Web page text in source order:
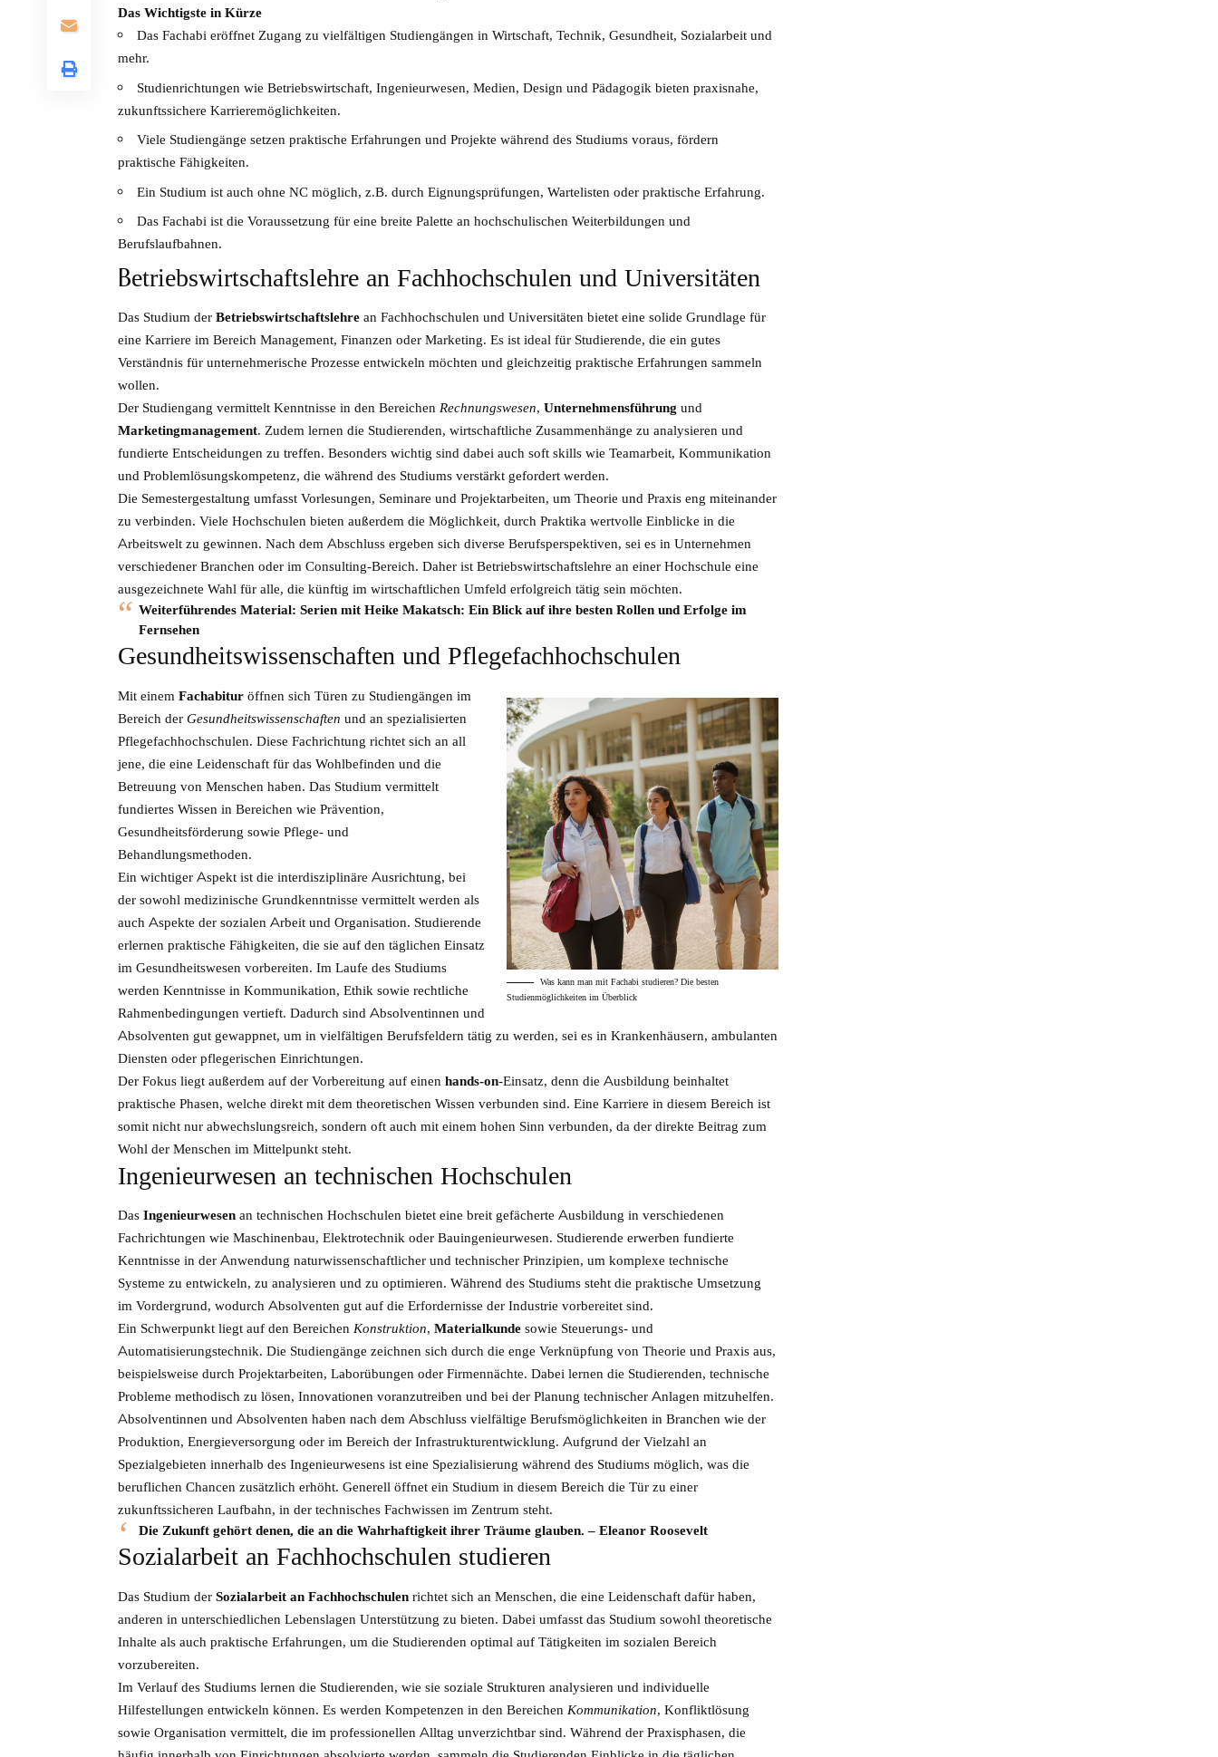
Das Wichtigste in Kürze
Das Fachabi eröffnet Zugang zu vielfältigen Studiengängen in Wirtschaft, Technik, Gesundheit, Sozialarbeit und
mehr.
Studienrichtungen wie Betriebswirtschaft, Ingenieurwesen, Medien, Design und Pädagogik bieten praxisnahe,
zukunftssichere Karrieremöglichkeiten.
Viele Studiengänge setzen praktische Erfahrungen und Projekte während des Studiums voraus, fördern
praktische Fähigkeiten.
Ein Studium ist auch ohne NC möglich, z.B. durch Eignungsprüfungen, Wartelisten oder praktische Erfahrung.
Das Fachabi ist die Voraussetzung für eine breite Palette an hochschulischen Weiterbildungen und
Berufslaufbahnen.
Betriebswirtschaftslehre an Fachhochschulen und Universitäten
Das Studium der Betriebswirtschaftslehre an Fachhochschulen und Universitäten bietet eine solide Grundlage für
eine Karriere im Bereich Management, Finanzen oder Marketing. Es ist ideal für Studierende, die ein gutes
Verständnis für unternehmerische Prozesse entwickeln möchten und gleichzeitig praktische Erfahrungen sammeln
wollen.
Der Studiengang vermittelt Kenntnisse in den Bereichen Rechnungswesen, Unternehmensführung und
Marketingmanagement. Zudem lernen die Studierenden, wirtschaftliche Zusammenhänge zu analysieren und
fundierte Entscheidungen zu treffen. Besonders wichtig sind dabei auch soft skills wie Teamarbeit, Kommunikation
und Problemlösungskompetenz, die während des Studiums verstärkt gefordert werden.
Die Semestergestaltung umfasst Vorlesungen, Seminare und Projektarbeiten, um Theorie und Praxis eng miteinander
zu verbinden. Viele Hochschulen bieten außerdem die Möglichkeit, durch Praktika wertvolle Einblicke in die
Arbeitswelt zu gewinnen. Nach dem Abschluss ergeben sich diverse Berufsperspektiven, sei es in Unternehmen
verschiedener Branchen oder im Consulting-Bereich. Daher ist Betriebswirtschaftslehre an einer Hochschule eine
ausgezeichnete Wahl für alle, die künftig im wirtschaftlichen Umfeld erfolgreich tätig sein möchten.
Weiterführendes Material: Serien mit Heike Makatsch: Ein Blick auf ihre besten Rollen und Erfolge im
Fernsehen
Gesundheitswissenschaften und Pflegefachhochschulen
Was kann man mit Fachabi studieren? Die besten
Studienmöglichkeiten im Überblick
Mit einem Fachabitur öffnen sich Türen zu Studiengängen im
Bereich der Gesundheitswissenschaften und an spezialisierten
Pflegefachhochschulen. Diese Fachrichtung richtet sich an all
jene, die eine Leidenschaft für das Wohlbefinden und die
Betreuung von Menschen haben. Das Studium vermittelt
fundiertes Wissen in Bereichen wie Prävention,
Gesundheitsförderung sowie Pflege- und
Behandlungsmethoden.
Ein wichtiger Aspekt ist die interdisziplinäre Ausrichtung, bei
der sowohl medizinische Grundkenntnisse vermittelt werden als
auch Aspekte der sozialen Arbeit und Organisation. Studierende
erlernen praktische Fähigkeiten, die sie auf den täglichen Einsatz
im Gesundheitswesen vorbereiten. Im Laufe des Studiums
werden Kenntnisse in Kommunikation, Ethik sowie rechtliche
Rahmenbedingungen vertieft. Dadurch sind Absolventinnen und
Absolventen gut gewappnet, um in vielfältigen Berufsfeldern tätig zu werden, sei es in Krankenhäusern, ambulanten
Diensten oder pflegerischen Einrichtungen.
Der Fokus liegt außerdem auf der Vorbereitung auf einen hands-on-Einsatz, denn die Ausbildung beinhaltet
praktische Phasen, welche direkt mit dem theoretischen Wissen verbunden sind. Eine Karriere in diesem Bereich ist
somit nicht nur abwechslungsreich, sondern oft auch mit einem hohen Sinn verbunden, da der direkte Beitrag zum
Wohl der Menschen im Mittelpunkt steht.
Ingenieurwesen an technischen Hochschulen
Das Ingenieurwesen an technischen Hochschulen bietet eine breit gefächerte Ausbildung in verschiedenen
Fachrichtungen wie Maschinenbau, Elektrotechnik oder Bauingenieurwesen. Studierende erwerben fundierte
Kenntnisse in der Anwendung naturwissenschaftlicher und technischer Prinzipien, um komplexe technische
Systeme zu entwickeln, zu analysieren und zu optimieren. Während des Studiums steht die praktische Umsetzung
im Vordergrund, wodurch Absolventen gut auf die Erfordernisse der Industrie vorbereitet sind.
Ein Schwerpunkt liegt auf den Bereichen Konstruktion, Materialkunde sowie Steuerungs- und
Automatisierungstechnik. Die Studiengänge zeichnen sich durch die enge Verknüpfung von Theorie und Praxis aus,
beispielsweise durch Projektarbeiten, Laborübungen oder Firmennächte. Dabei lernen die Studierenden, technische
Probleme methodisch zu lösen, Innovationen voranzutreiben und bei der Planung technischer Anlagen mitzuhelfen.
Absolventinnen und Absolventen haben nach dem Abschluss vielfältige Berufsmöglichkeiten in Branchen wie der
Produktion, Energieversorgung oder im Bereich der Infrastrukturentwicklung. Aufgrund der Vielzahl an
Spezialgebieten innerhalb des Ingenieurwesens ist eine Spezialisierung während des Studiums möglich, was die
beruflichen Chancen zusätzlich erhöht. Generell öffnet ein Studium in diesem Bereich die Tür zu einer
zukunftssicheren Laufbahn, in der technisches Fachwissen im Zentrum steht.
Die Zukunft gehört denen, die an die Wahrhaftigkeit ihrer Träume glauben. – Eleanor Roosevelt
Sozialarbeit an Fachhochschulen studieren
Das Studium der Sozialarbeit an Fachhochschulen richtet sich an Menschen, die eine Leidenschaft dafür haben,
anderen in unterschiedlichen Lebenslagen Unterstützung zu bieten. Dabei umfasst das Studium sowohl theoretische
Inhalte als auch praktische Erfahrungen, um die Studierenden optimal auf Tätigkeiten im sozialen Bereich
vorzubereiten.
Im Verlauf des Studiums lernen die Studierenden, wie sie soziale Strukturen analysieren und individuelle
Hilfestellungen entwickeln können. Es werden Kompetenzen in den Bereichen Kommunikation, Konfliktlösung
sowie Organisation vermittelt, die im professionellen Alltag unverzichtbar sind. Während der Praxisphasen, die